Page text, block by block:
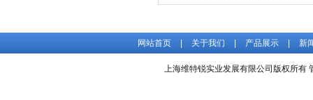
网站首页 关于我们 产品展示 新
上海维特锐实业发展有限公司版权所有